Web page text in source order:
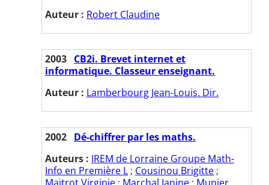
Auteur : Robert Claudine
2003 CB2i. Brevet internet et
informatique. Classeur enseignant.
Auteur : Lamberbourg Jean-Louis. Dir.
2002 Dé-chiffrer par les maths.
Auteurs : IREM de Lorraine Groupe Math-
Info en Première L ; Cousinou Brigitte ;